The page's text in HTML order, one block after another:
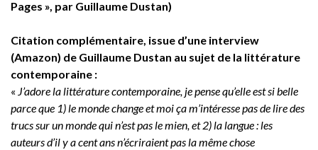
Pages », par Guillaume Dustan)
Citation complémentaire, issue d’une interview
(Amazon) de Guillaume Dustan au sujet de la littérature
contemporaine :
« J’adore la littérature contemporaine, je pense qu’elle est si belle
parce que 1) le monde change et moi ça m’intéresse pas de lire des
trucs sur un monde qui n’est pas le mien, et 2) la langue : les
auteurs d’il y a cent ans n’écriraient pas la même chose